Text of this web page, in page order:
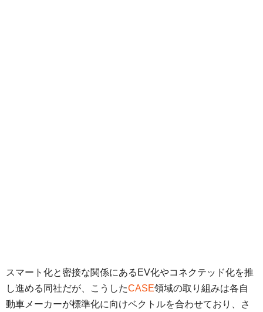
スマート化と密接な関係にあるEV化やコネクテッド化を推
し進める同社だが、こうしたCASE領域の取り組みは各自
動車メーカーが標準化に向けベクトルを合わせており、さ